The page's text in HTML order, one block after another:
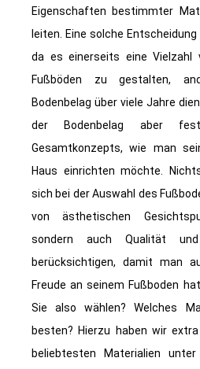
Eigenschaften bestimmter
leiten. Eine solche
da es einerseits eine Vielzahl
Fußböden zu gestalten,
Bodenbelag über viele Jahre
der Bodenbelag aber
Gesamtkonzepts, wie man
Haus einrichten möchte.
sich bei der Auswahl des
von ästhetischen
sondern auch Qualität und
berücksichtigen, damit man
Freude an seinem Fußboden
Sie also wählen? Welches
besten? Hierzu haben wir
beliebtesten Materialien